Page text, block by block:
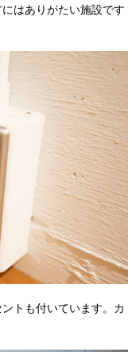
はありがたい施設です
トも付いています。カ